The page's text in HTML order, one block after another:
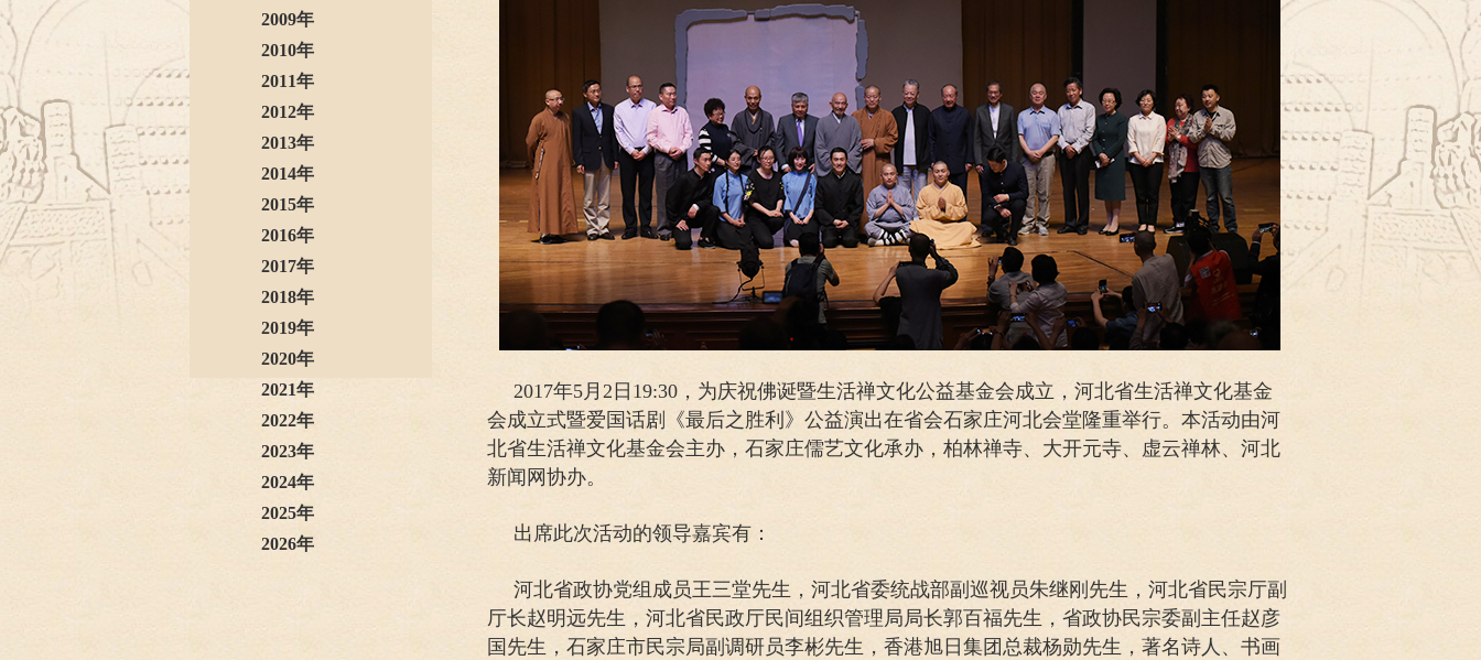
2009年
2010年
2011年
2012年
2013年
2014年
2015年
2016年
2017年
2018年
2019年
2020年
2021年
2022年
2023年
2024年
2025年
2026年
2017年5月2日19:30，为庆祝佛诞暨生活禅文化公益基金会成立，河北省生活禅文化基金
会成立式暨爱国话剧《最后之胜利》公益演出在省会石家庄河北会堂隆重举行。本活动由河
北省生活禅文化基金会主办，石家庄儒艺文化承办，柏林禅寺、大开元寺、虚云禅林、河北
新闻网协办。
出席此次活动的领导嘉宾有：
河北省政协党组成员王三堂先生，河北省委统战部副巡视员朱继刚先生，河北省民宗厅副
厅长赵明远先生，河北省民政厅民间组织管理局局长郭百福先生，省政协民宗委副主任赵彦
国先生，石家庄市民宗局副调研员李彬先生，香港旭日集团总裁杨勋先生，著名诗人、书画